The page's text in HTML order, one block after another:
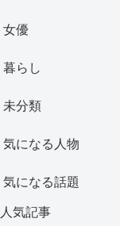
女優
暮らし
未分類
気になる人物
気になる話題
人気記事